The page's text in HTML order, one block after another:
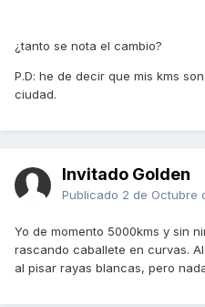
¿tanto se nota el cambio?
P.D: he de decir que mis kms
ciudad.
Invitado Golden
Publicado 2 de Octubre
Yo de momento 5000kms y sin
rascando caballete en curvas.
al pisar rayas blancas, pero